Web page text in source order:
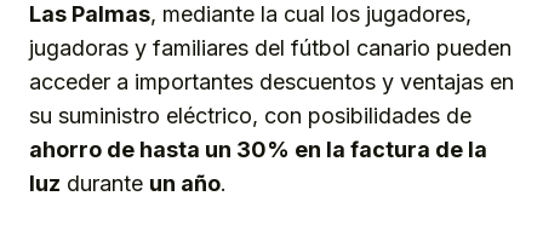
Las Palmas, mediante la cual los jugadores,
jugadoras y familiares del fútbol canario pueden
acceder a importantes descuentos y ventajas en
su suministro eléctrico, con posibilidades de
ahorro de hasta un 30% en la factura de la
luz durante un año.